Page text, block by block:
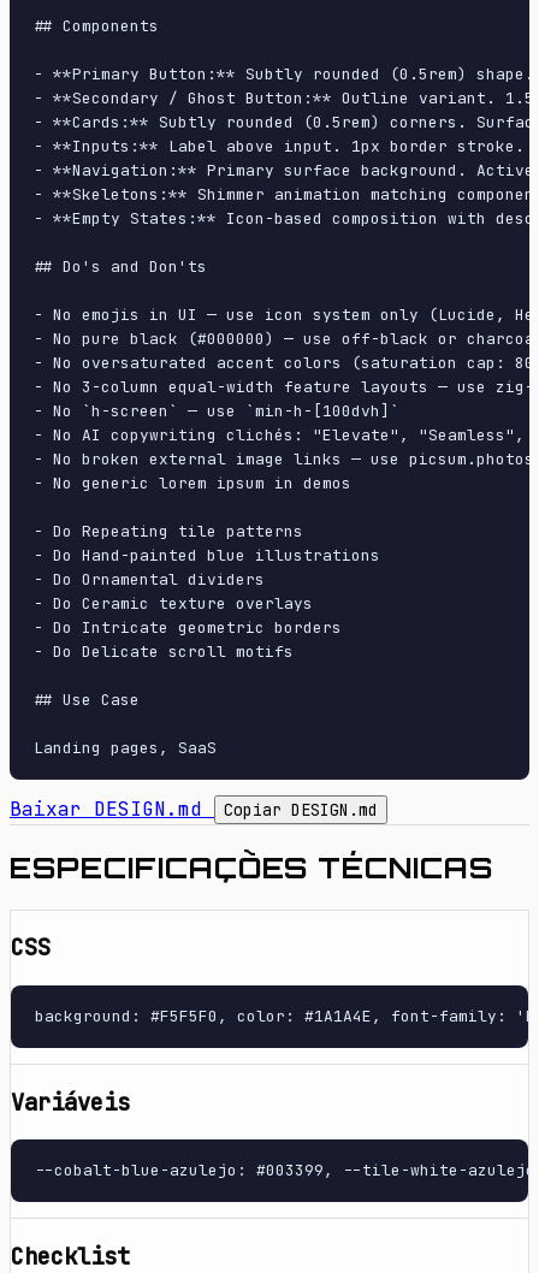
## Components
- **Primary Button:** Subtly rounded (0.5rem)
- **Secondary / Ghost Button:** Outline variant.
- **Cards:** Subtly rounded (0.5rem) corners.
- **Inputs:** Label above input. 1px border
- **Navigation:** Primary surface background.
- **Skeletons:** Shimmer animation matching
- **Empty States:** Icon-based composition with
## Do's and Don'ts
- No emojis in UI — use icon system only (Lucide,
- No pure black (#000000) — use off-black or
- No oversaturated accent colors (saturation cap:
- No 3-column equal-width feature layouts — use zig-
- No `h-screen` — use `min-h-[100dvh]`
- No AI copywriting clichés: "Elevate", "Seamless",
- No broken external image links — use
- No generic lorem ipsum in demos
- Do Repeating tile patterns
- Do Hand-painted blue illustrations
- Do Ornamental dividers
- Do Ceramic texture overlays
- Do Intricate geometric borders
- Do Delicate scroll motifs
## Use Case
Baixar DESIGN.md Copiar DESIGN.md
ESPECIFICAÇÕES TÉCNICAS
CSS
background: #F5F5F0, color: #1A1A4E, font-
Variáveis
--cobalt-blue-azulejo: #003399, --tile-white-
Checklist